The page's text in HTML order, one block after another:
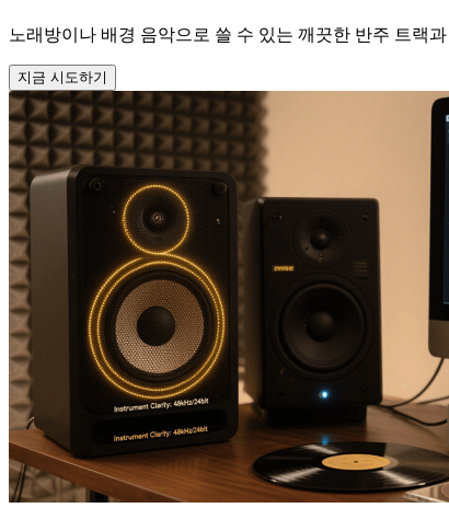
노래방이나 배경 음악으로 쓸 수 있는 깨끗한 반주 트랙
지금 시도하기